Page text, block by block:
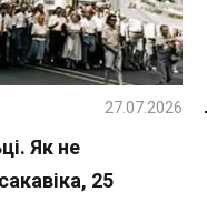
Як не
25
27.07.2026